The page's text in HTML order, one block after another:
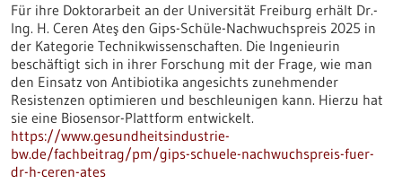
Für ihre Doktorarbeit an der Universität Freiburg erhält Dr.-
Ing. H. Ceren Ateş den Gips-Schüle-Nachwuchspreis 2025 in
der Kategorie Technikwissenschaften. Die Ingenieurin
beschäftigt sich in ihrer Forschung mit der Frage, wie man
den Einsatz von Antibiotika angesichts zunehmender
Resistenzen optimieren und beschleunigen kann. Hierzu hat
sie eine Biosensor-Plattform entwickelt.
https://www.gesundheitsindustrie-
bw.de/fachbeitrag/pm/gips-schuele-nachwuchspreis-fuer-
dr-h-ceren-ates